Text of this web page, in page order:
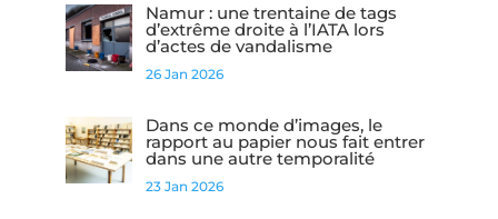
Namur : une trentaine de tags
d’extrême droite à l’IATA lors
d’actes de vandalisme
26 Jan 2026
Dans ce monde d’images, le
rapport au papier nous fait entrer
dans une autre temporalité
23 Jan 2026